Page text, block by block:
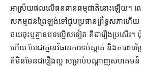
អាស្រ័យ​ផល​លើ​ធនធាន​ធម្មជាតិ​នោះ​ឡើយ​។
សកម្មជន​ព្រៃ​ឡង់​ទៅ​ជួប​ប្រធាន​ព្រឹទ្ធសភា​ហើ
ថយ​ចុះ​ឬ​គ្មាន​បទល្មើស​ទៀត គឺជា​រឿង​ប្រសើរ​
ហើយ បែរជា​គ្មាន​វិធានការ​ទប់ស្កាត់ និង​ការពា
គឺ​មិនមែន​ជា​រឿង​ល្អ សម្រាប់​បណ្ដាញ​សហគមន៍